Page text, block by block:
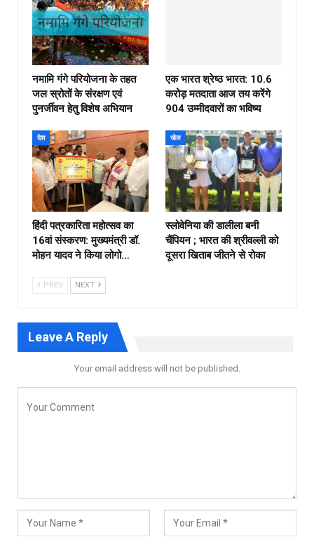
नमामि गंगे परियोजना के तहत
जल स्रोतों के संरक्षण एवं
पुनर्जीवन हेतु विशेष अभियान
एक भारत श्रेष्ठ भारत: 10.6
करोड़ मतदाता आज तय करेंगे
904 उम्मीदवारों का भविष्य
देश
हिंदी पत्रकारिता महोत्सव का
16वां संस्करण: मुख्यमंत्री डॉ.
मोहन यादव ने किया लोगो…
खेल
स्लोवेनिया की डालीला बनी
चैंपियन ; भारत की श्रीवल्ली को
दूसरा खिताब जीतने से रोका
PREV NEXT
Leave A Reply
Your email address will not be published.